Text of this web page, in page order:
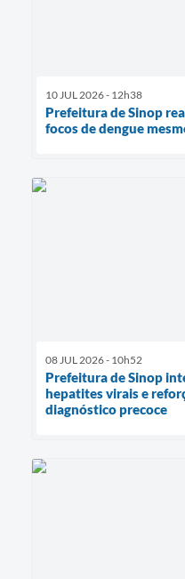
10 JUL 2026 - 12h38
Prefeitura de Sinop
focos de dengue
08 JUL 2026 - 10h52
Prefeitura de Sinop
hepatites virais e
diagnóstico precoce